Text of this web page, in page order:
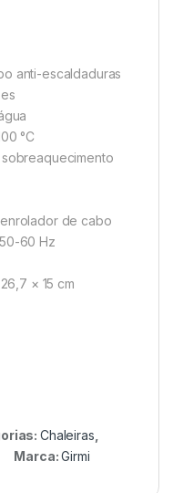
anti-escaldaduras
°C
de cabo
60 Hz
× 15 cm
Chaleiras
Marca:Girmi